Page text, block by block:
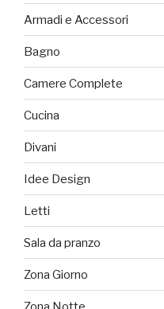
Armadi e Accessori
Bagno
Camere Complete
Cucina
Divani
Idee Design
Letti
Sala da pranzo
Zona Giorno